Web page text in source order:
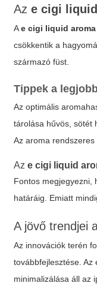
Aze cigi
Ae cigi liquid aroma
csökkentik a
származó füst.
Tippek a
Az optimális
tárolása hűvös, sötét
Az aroma
Aze cigi liquid
Fontos megjegyezni,
határáig. Emiatt
A jövő trendjei
Az innovációk terén
továbbfejlesztése.
minimalizálása áll az